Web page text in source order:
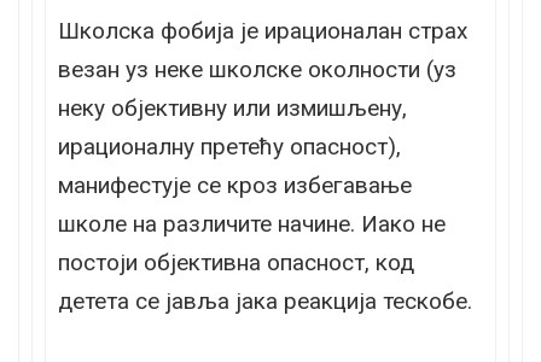
Школска фобија је ирационалан страх
везан уз неке школске околности (уз
неку објективну или измишљену,
ирационалну претећу опасност),
манифестује се кроз избегавање
школе на различите начине. Иако не
постоји објективна опасност, код
детета се јавља јака реакција тескобе.